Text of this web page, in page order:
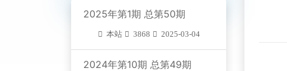
2025年第1期 总第50期
本站 3868 2025-03-04
2024年第10期 总第49期